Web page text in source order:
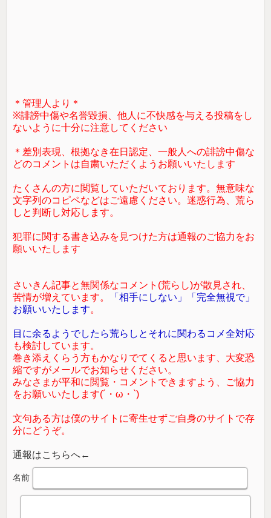
＊管理人より＊
※誹謗中傷や名誉毀損、他人に不快感を与える投稿をし
ないように十分に注意してください
＊差別表現、根拠なき在日認定、一般人への誹謗中傷な
どのコメントは自粛いただくようお願いいたします
たくさんの方に閲覧していただいております。無意味な
文字列のコピペなどはご遠慮ください。迷惑行為、荒ら
しと判断し対応します。
犯罪に関する書き込みを見つけた方は通報のご協力をお
願いいたします
さいきん記事と無関係なコメント(荒らし)が散見され、
苦情が増えています。
「相手にしない」「完全無視で」
お願いいたします。
目に余るようでしたら荒らしとそれに関わるコメ全対応
も検討しています。
巻き添えくらう方もかなりでてくると思います、大変恐
縮ですがメールでお知らせください。
みなさまが平和に閲覧・コメントできますよう、ご協力
をお願いいたします(´・ω・`)
文句ある方は僕のサイトに寄生せずご自身のサイトで存
分にどうぞ。
通報はこちらへ←
名前